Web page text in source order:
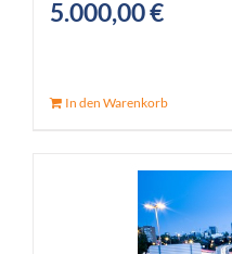
5.000,00€
In den Warenkorb